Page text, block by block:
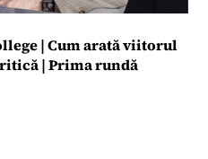
| Cum arată viitorul
| Prima rundă